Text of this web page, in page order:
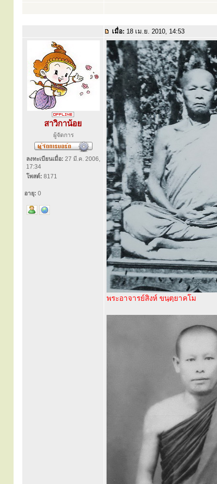
เมื่อ: 18 เม.ย. 2010, 14:53
สาวิกาน้อย
ผู้จัดการ
ลงทะเบียนเมื่อ: 27 มี.ค. 2006,
17:34
โพสต์: 8171
อายุ: 0
พระอาจารย์สิงห์ ขนฺตฺยาคโม